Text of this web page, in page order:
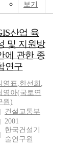
보기
산업 육
및 지원방
에 관한 종
연구
영표,한선희 ,
영아(국토연
원)
건설교통부
2001
한국건설기
술연구원